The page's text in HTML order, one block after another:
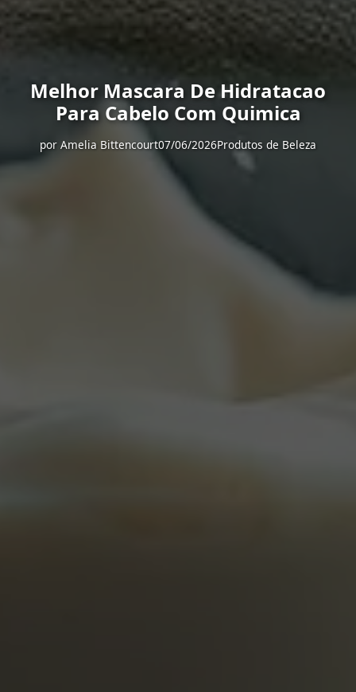
Melhor Mascara De Hidratacao
Para Cabelo Com Quimica
por Amelia Bittencourt07/06/2026Produtos de Beleza